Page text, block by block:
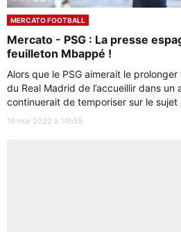
MERCATO FOOTBALL
Mercato - PSG : La presse
feuilleton Mbappé !
Alors que le PSG aimerait le
du Real Madrid de l’accueillir dans un
continuerait de temporiser sur le sujet
16 mai 2022 à 14h55